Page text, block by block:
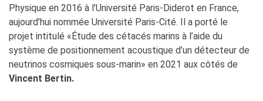
Physique en 2016 à l’Université Paris-Diderot en France,
aujourd’hui nommée Université Paris-Cité. Il a porté le
projet intitulé «Étude des cétacés marins à l’aide du
système de positionnement acoustique d’un détecteur de
neutrinos cosmiques sous-marin» en 2021 aux côtés de
Vincent Bertin.